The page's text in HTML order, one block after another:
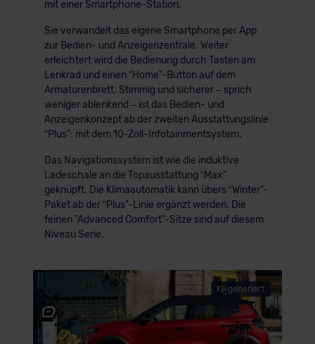
mit einer Smartphone-Station.
Sie verwandelt das eigene Smartphone per App
zur Bedien- und Anzeigenzentrale. Weiter
erleichtert wird die Bedienung durch Tasten am
Lenkrad und einen ʺHome"-Button auf dem
Armaturenbrett. Stimmig und sicherer – sprich
weniger ablenkend – ist das Bedien- und
Anzeigenkonzept ab der zweiten Ausstattungslinie
ʺPlus": mit dem 10-Zoll-Infotainmentsystem.
Das Navigationssystem ist wie die induktive
Ladeschale an die Topausstattung ʺMax"
geknüpft. Die Klimaautomatik kann übers ʺWinter"-
Paket ab der ʺPlus"-Linie ergänzt werden. Die
feinen "Advanced Comfort"-Sitze sind auf diesem
Niveau Serie.
KI-generiert